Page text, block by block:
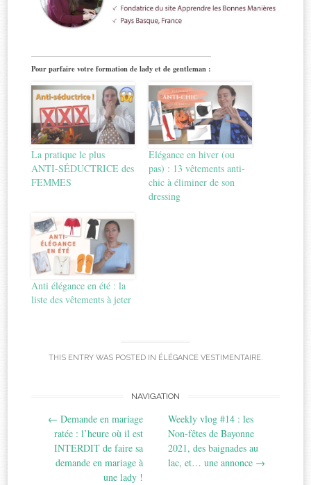
Pour parfaire votre formation de lady et de gentleman :
La pratique le plus
ANTI-SÉDUCTRICE des
FEMMES
Elégance en hiver (ou
pas) : 13 vêtements anti-
chic à éliminer de son
dressing
Anti élégance en été : la
liste des vêtements à jeter
THIS ENTRY WAS POSTED IN ÉLÉGANCE VESTIMENTAIRE.
navigation
NAVIGATION
← Demande en mariage
ratée : l’heure où il est
INTERDIT de faire sa
demande en mariage à
une lady !
Weekly vlog #14 : les
Non-fêtes de Bayonne
2021, des baignades au
lac, et… une annonce →